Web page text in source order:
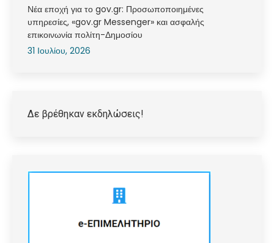
Νέα εποχή για το gov.gr: Προσωποποιημένες
υπηρεσίες, «gov.gr Messenger» και ασφαλής
επικοινωνία πολίτη-Δημοσίου
31 Ιουλίου, 2026
Δε βρέθηκαν εκδηλώσεις!